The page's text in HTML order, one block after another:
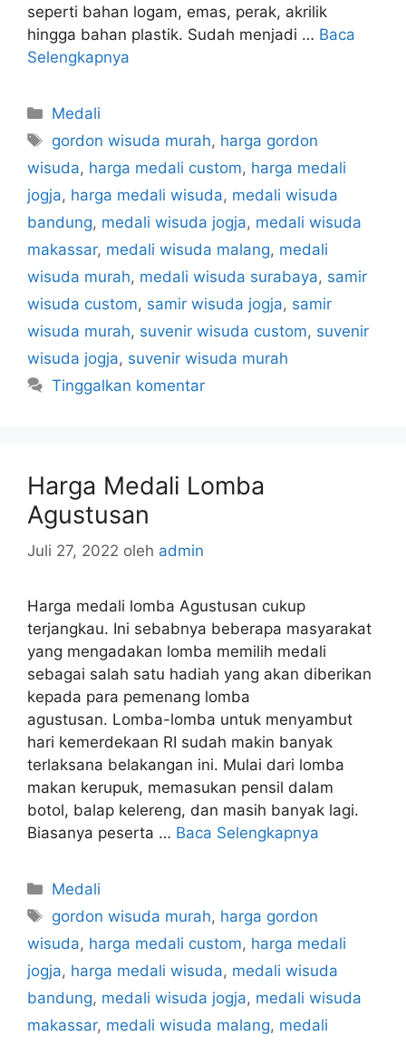
seperti bahan logam, emas, perak, akrilik
hingga bahan plastik. Sudah menjadi … Baca
Selengkapnya
Kategori
Medali
Tag
gordon wisuda murah, harga gordon
wisuda, harga medali custom, harga medali
jogja, harga medali wisuda, medali wisuda
bandung, medali wisuda jogja, medali wisuda
makassar, medali wisuda malang, medali
wisuda murah, medali wisuda surabaya, samir
wisuda custom, samir wisuda jogja, samir
wisuda murah, suvenir wisuda custom, suvenir
wisuda jogja, suvenir wisuda murah
Tinggalkan komentar
Harga Medali Lomba
Agustusan
Juli 27, 2022 oleh admin
Harga medali lomba Agustusan cukup
terjangkau. Ini sebabnya beberapa masyarakat
yang mengadakan lomba memilih medali
sebagai salah satu hadiah yang akan diberikan
kepada para pemenang lomba
agustusan. Lomba-lomba untuk menyambut
hari kemerdekaan RI sudah makin banyak
terlaksana belakangan ini. Mulai dari lomba
makan kerupuk, memasukan pensil dalam
botol, balap kelereng, dan masih banyak lagi.
Biasanya peserta … Baca Selengkapnya
Kategori
Medali
Tag
gordon wisuda murah, harga gordon
wisuda, harga medali custom, harga medali
jogja, harga medali wisuda, medali wisuda
bandung, medali wisuda jogja, medali wisuda
makassar, medali wisuda malang, medali